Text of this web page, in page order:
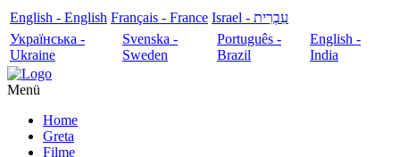
English - English Français - France
עִבְרִית - Israel
Українська -
Ukraine
Svenska -
Sweden
Português -
Brazil
English -
India
Menü
Home
Greta
Filme